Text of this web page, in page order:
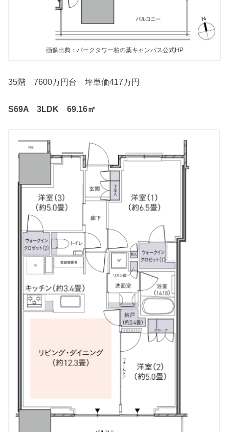
画像出典：パークタワー柏の葉キャンパス公式HP
35階 7600万円台 坪単価417万円
S69A 3LDK 69.16㎡